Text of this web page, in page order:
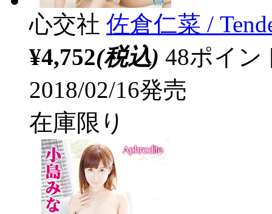
心交社 佐倉仁菜 /
¥4,752(税込) 48ポイ
2018/02/16発売
在庫限り